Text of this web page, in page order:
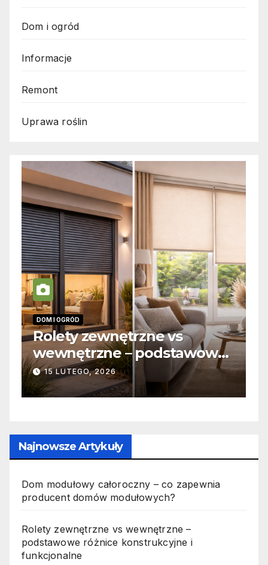
Dom i ogród
Informacje
Remont
Uprawa roślin
DOM I OGRÓD
Rolety zewnętrzne vs
wewnętrzne – podstawowe
różnice konstrukcyjne i
funkcjonalne
15 LUTEGO, 2026
Najnowsze Artykuły
Dom modułowy całoroczny – co zapewnia
producent domów modułowych?
Rolety zewnętrzne vs wewnętrzne –
podstawowe różnice konstrukcyjne i
funkcjonalne